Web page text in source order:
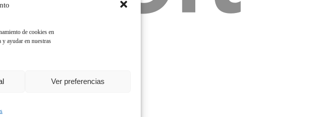
de cookies en
ayudar en nuestras
Ver preferencias